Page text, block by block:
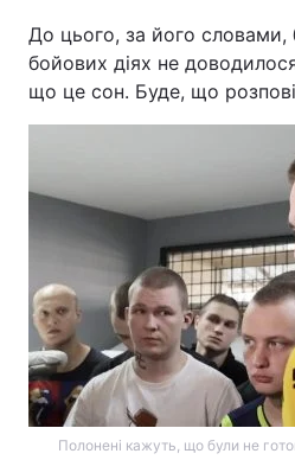
Здоров'я
Відео з Youtube
Інтерв'ю
Архів
Контакти
До цього, за його словами,
бойових діях не
що це сон. Буде, що
Полонені кажуть, що були не